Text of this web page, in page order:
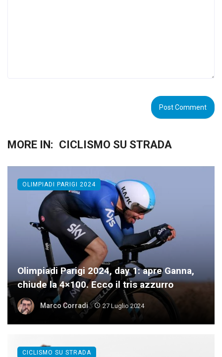
MORE IN: CICLISMO SU STRADA
Olimpiadi Parigi 2024, day 1: apre Ganna,
chiude la 4×100. Ecco il tris azzurro
Marco Corradi 27 Luglio 2024
OLIMPIADI PARIGI 2024
CICLISMO SU STRADA